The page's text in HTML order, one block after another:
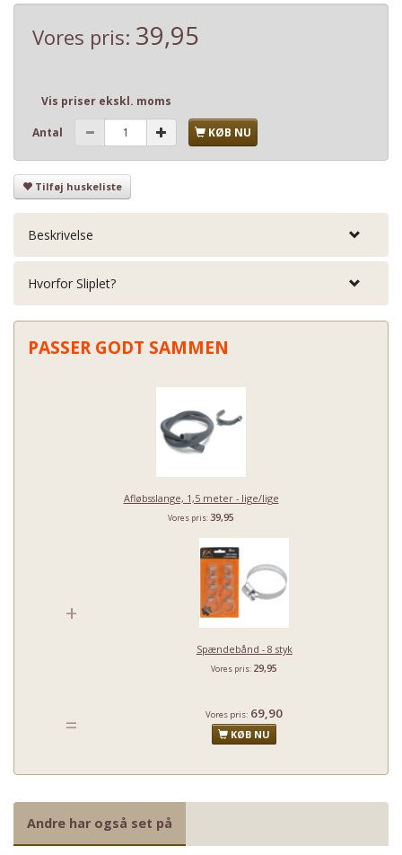
Vores pris: 39,95
Vis priser ekskl. moms
Antal KØB NU
Tilføj huskeliste
Beskrivelse
Hvorfor Sliplet?
PASSER GODT SAMMEN
Afløbsslange, 1,5 meter - lige/lige
Vores pris: 39,95
+
Spændebånd - 8 styk
Vores pris: 29,95
= Vores pris: 69,90
KØB NU
Andre har også set på